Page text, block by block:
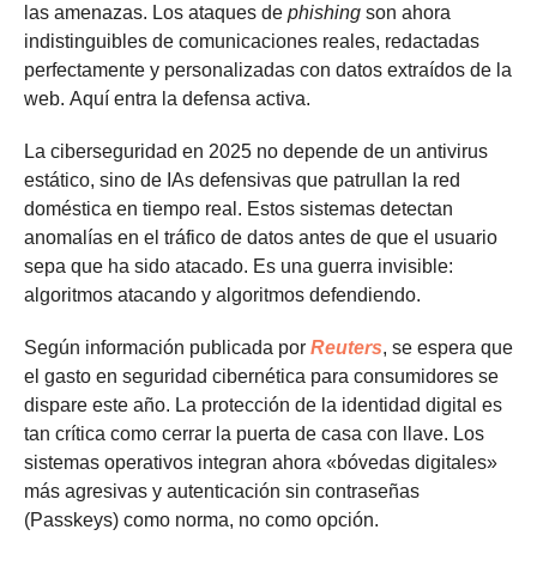
las amenazas. Los ataques de phishing son ahora
indistinguibles de comunicaciones reales, redactadas
perfectamente y personalizadas con datos extraídos de la
web. Aquí entra la defensa activa.
La ciberseguridad en 2025 no depende de un antivirus
estático, sino de IAs defensivas que patrullan la red
doméstica en tiempo real. Estos sistemas detectan
anomalías en el tráfico de datos antes de que el usuario
sepa que ha sido atacado. Es una guerra invisible:
algoritmos atacando y algoritmos defendiendo.
Según información publicada por Reuters, se espera que
el gasto en seguridad cibernética para consumidores se
dispare este año. La protección de la identidad digital es
tan crítica como cerrar la puerta de casa con llave. Los
sistemas operativos integran ahora «bóvedas digitales»
más agresivas y autenticación sin contraseñas
(Passkeys) como norma, no como opción.